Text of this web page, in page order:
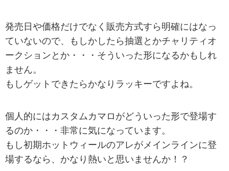
発売日や価格だけでなく販売方式すら明確にはなっ
ていないので、もしかしたら抽選とかチャリティオ
ークションとか・・・そういった形になるかもしれ
ません。
もしゲットできたらかなりラッキーですよね。
個人的にはカスタムカマロがどういった形で登場す
るのか・・・非常に気になっています。
もし初期ホットウィールのアレがメインラインに登
場するなら、かなり熱いと思いませんか！？